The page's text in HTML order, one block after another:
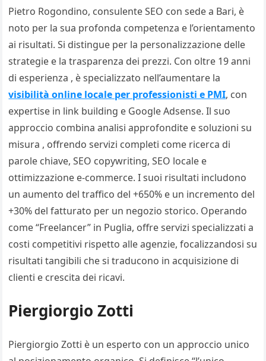
Pietro Rogondino, consulente SEO con sede a Bari, è
noto per la sua profonda competenza e l’orientamento
ai risultati. Si distingue per la personalizzazione delle
strategie e la trasparenza dei prezzi. Con oltre 19 anni
di esperienza , è specializzato nell’aumentare la
visibilità online locale per professionisti e PMI, con
expertise in link building e Google Adsense. Il suo
approccio combina analisi approfondite e soluzioni su
misura , offrendo servizi completi come ricerca di
parole chiave, SEO copywriting, SEO locale e
ottimizzazione e-commerce. I suoi risultati includono
un aumento del traffico del +650% e un incremento del
+30% del fatturato per un negozio storico. Operando
come “Freelancer” in Puglia, offre servizi specializzati a
costi competitivi rispetto alle agenzie, focalizzandosi su
risultati tangibili che si traducono in acquisizione di
clienti e crescita dei ricavi.
Piergiorgio Zotti
Piergiorgio Zotti è un esperto con un approccio unico